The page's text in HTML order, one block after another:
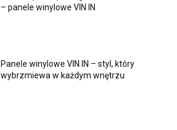
– panele winylowe VIN IN
Panele winylowe VIN IN – styl, który
wybrzmiewa w każdym wnętrzu